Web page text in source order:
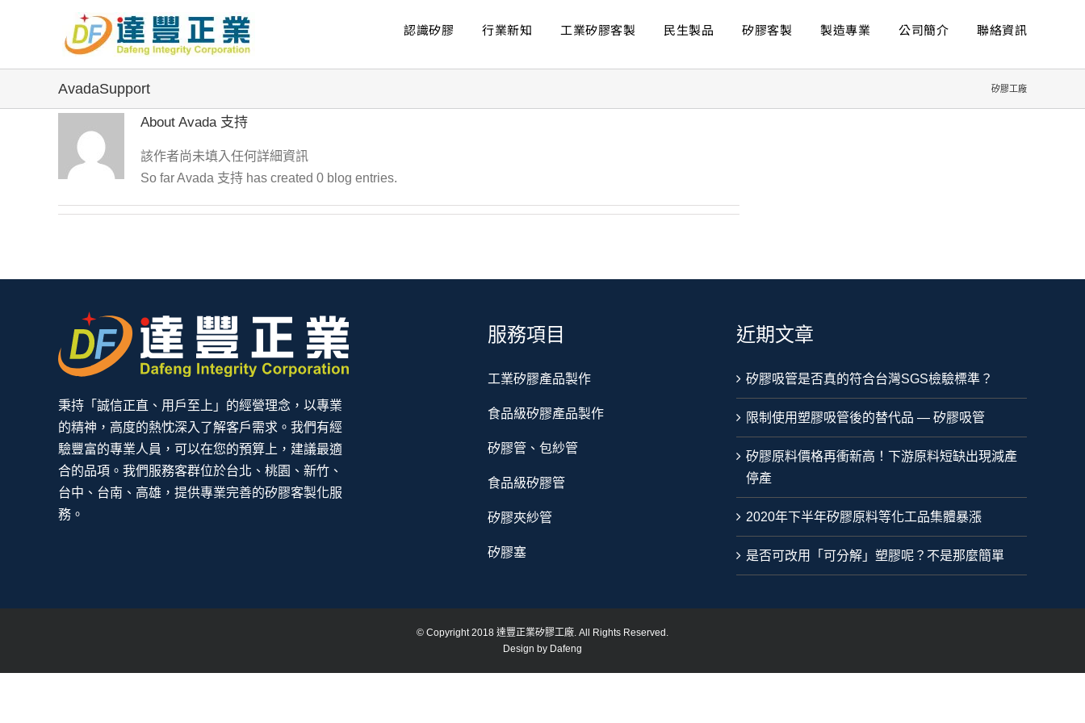
認識矽膠 行業新知 工業矽膠客製 民生製品 矽膠客製 製造專業 公司簡介 聯絡資訊
AvadaSupport 矽膠工廠
About Avada 支持
該作者尚未填入任何詳細資訊
So far Avada 支持 has created 0 blog entries.
秉持「誠信正直、用戶至上」的經營理念，以專業
的精神，高度的熱忱深入了解客戶需求。我們有經
驗豐富的專業人員，可以在您的預算上，建議最適
合的品項。我們服務客群位於台北、桃園、新竹、
台中、台南、高雄，提供專業完善的矽膠客製化服
務。
服務項目
工業矽膠產品製作
食品級矽膠產品製作
矽膠管、包紗管
食品級矽膠管
矽膠夾紗管
矽膠塞
近期文章
矽膠吸管是否真的符合台灣SGS檢驗標準？
限制使用塑膠吸管後的替代品 — 矽膠吸管
矽膠原料價格再衝新高！下游原料短缺出現減產
停產
2020年下半年矽膠原料等化工品集體暴漲
是否可改用「可分解」塑膠呢？不是那麼簡單
© Copyright 2018 達豐正業矽膠工廠. All Rights Reserved.
Design by Dafeng